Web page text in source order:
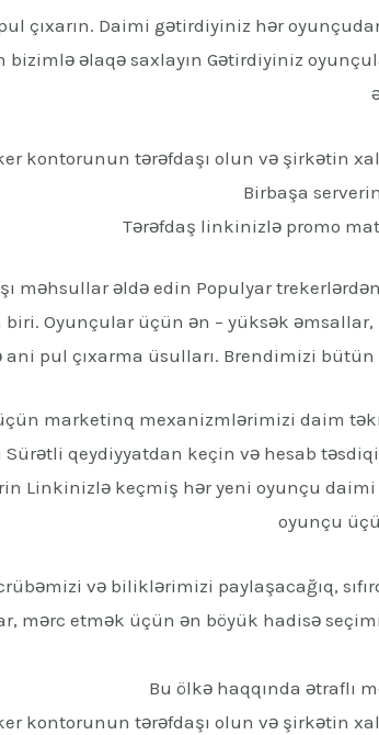
pul çıxarın. Daimi gətirdiyiniz hər
bizimlə əlaqə saxlayın Gətirdiyiniz
kontorunun tərəfdaşı olun və şirkətin
Birbaşa
Tərəfdaş linkinizlə promo
məhsullar əldə edin Populyar
Oyunçular üçün ən – yüksək
pul çıxarma üsulları. Brendimizi
marketinq mexanizmlərimizi daim
qeydiyyatdan keçin və hesab
Linkinizlə keçmiş hər yeni oyunçu
oyunçu
və biliklərimizi paylaşacağıq,
mərc etmək üçün ən böyük hadisə
Bu ölkə haqqında ətraflı
kontorunun tərəfdaşı olun və şirkətin